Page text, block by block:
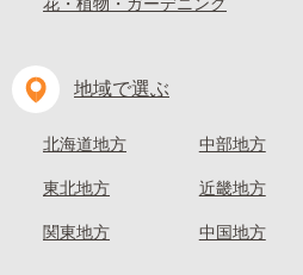
花・植物・ガーデニング
地域で選ぶ
北海道地方
東北地方
関東地方
中部地方
近畿地方
中国地方